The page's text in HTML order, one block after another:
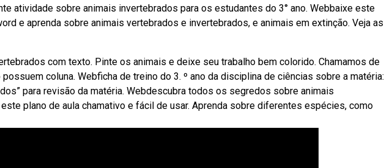
atividade sobre animais invertebrados para os estudantes do 3° ano. Webbaixe este
e aprenda sobre animais vertebrados e invertebrados, e animais em extinção. Veja as
com texto. Pinte os animais e deixe seu trabalho bem colorido. Chamamos de
coluna. Webficha de treino do 3. º ano da disciplina de ciências sobre a matéria:
para revisão da matéria. Webdescubra todos os segredos sobre animais
plano de aula chamativo e fácil de usar. Aprenda sobre diferentes espécies, como